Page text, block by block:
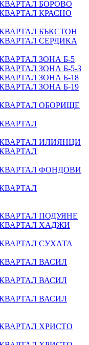
БОРОВО
КРАСНО
БЪКСТОН
СЕРДИКА
ЗОНА Б-5
ЗОНА Б-5-3
ЗОНА Б-18
ЗОНА Б-19
ОБОРИЩЕ
ИЛИЯНЦИ
ФОНДОВИ
ПОДУЯНЕ
ХАДЖИ
СУХАТА
ВАСИЛ
ВАСИЛ
ВАСИЛ
ХРИСТО